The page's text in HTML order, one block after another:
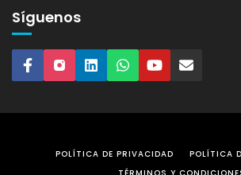
Síguenos
POLÍTICA DE PRIVACIDAD
POLÍTICA